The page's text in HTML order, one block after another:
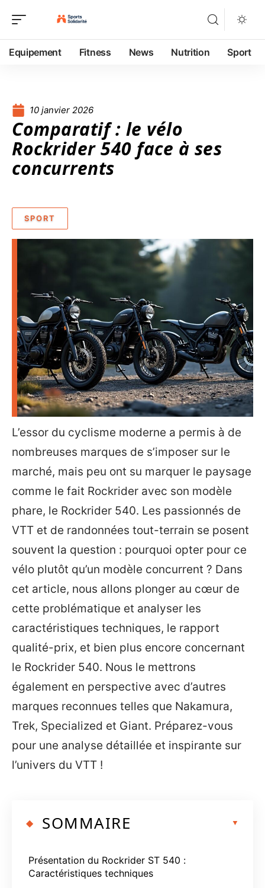
Equipement Fitness News Nutrition Sport
10 janvier 2026
Comparatif : le vélo
Rockrider 540 face à ses
concurrents
SPORT
L’essor du cyclisme moderne a permis à de
nombreuses marques de s’imposer sur le
marché, mais peu ont su marquer le paysage
comme le fait Rockrider avec son modèle
phare, le Rockrider 540. Les passionnés de
VTT et de randonnées tout-terrain se posent
souvent la question : pourquoi opter pour ce
vélo plutôt qu’un modèle concurrent ? Dans
cet article, nous allons plonger au cœur de
cette problématique et analyser les
caractéristiques techniques, le rapport
qualité-prix, et bien plus encore concernant
le Rockrider 540. Nous le mettrons
également en perspective avec d’autres
marques reconnues telles que Nakamura,
Trek, Specialized et Giant. Préparez-vous
pour une analyse détaillée et inspirante sur
l’univers du VTT !
SOMMAIRE
Présentation du Rockrider ST 540 :
Caractéristiques techniques